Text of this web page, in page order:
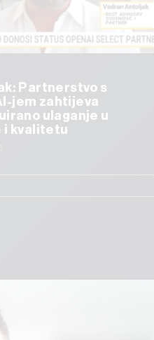
Partnerstvo s
jem zahtijeva
ulaganje u
i kvalitetu